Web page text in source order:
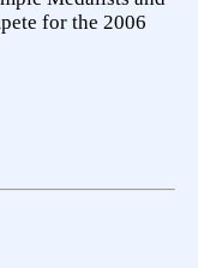
for the 2006